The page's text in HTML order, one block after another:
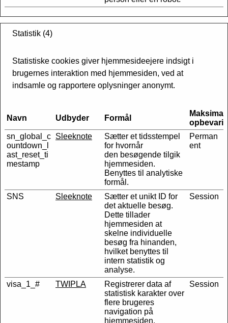
Statistik (4)
Statistiske cookies giver hjemmesideejere indsigt i
brugernes interaktion med hjemmesiden, ved at
indsamle og rapportere oplysninger anonymt.
Navn Udbyder Formål
Maksimal
sn_global_c
ountdown_l
ast_reset_ti
mestamp
Sleeknote
Sætter et tidsstempel
for hvornår
den besøgende tilgik
hjemmesiden.
Benyttes til analytiske
formål.
Perman
ent
SNS Sleeknote
Sætter et unikt ID for
det aktuelle besøg.
Dette tillader
hjemmesiden at
skelne individuelle
besøg fra hinanden,
hvilket benyttes til
intern statistik og
analyse.
Session
visa_1_# TWIPLA
Registrerer data af
statistisk karakter over
flere brugeres
navigation på
hjemmesiden.
Session